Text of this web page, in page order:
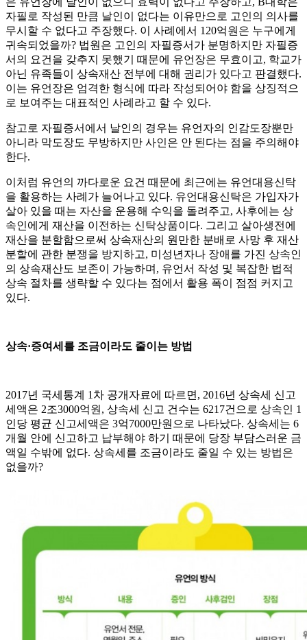
자필로 작성된 만큼 날인이 없다는 이유만으로 고인의 의사를
무시할 수 없다고 주장했다. 이 사례에서 120억원은 누구에게
귀속되었을까? 법원은 고인의 자필증서가 분명하지만 자필증
서의 요건을 갖추지 못했기 때문에 유언장은 무효이고, 학교가
아닌 유족들이 상속재산 전부에 대해 권리가 있다고 판결했다.
이는 유언장은 엄격한 형식에 따라 작성되어야 함을 상징적으
로 보여주는 대표적인 사례라고 할 수 있다.
참고로 자필증서에서 날인의 경우는 유언자의 인감도장뿐만
아니라 막도장도 무방하지만 사인은 안 된다는 점을 주의해야
한다.
이처럼 유언의 까다로운 요건 때문에 최근에는 유언대용신탁
을 활용하는 사례가 늘어나고 있다. 유언대용신탁은 가입자가
살아 있을 때는 자산을 운용해 수익을 돌려주고, 사후에는 상
속인에게 재산을 이전하는 신탁상품이다. 그리고 살아생전에
재산을 분할함으로써 상속재산의 원만한 분배로 사망 후 재산
분할에 관한 분쟁을 방지하고, 미성년자나 장애를 가진 상속인
의 상속재산도 보존이 가능하며, 유언서 작성 및 복잡한 법적
상속 절차를 생략할 수 있다는 점에서 활용 폭이 점점 커지고
있다.
상속·증여세를 조금이라도 줄이는 방법
2017년 국세통계 1차 공개자료에 따르면, 2016년 상속세 신고
세액은 2조3000억원, 상속세 신고 건수는 6217건으로 상속인 1
인당 평균 신고세액은 3억7000만원으로 나타났다. 상속세는 6
개월 안에 신고하고 납부해야 하기 때문에 당장 부담스러운 금
액일 수밖에 없다. 상속세를 조금이라도 줄일 수 있는 방법은
없을까?